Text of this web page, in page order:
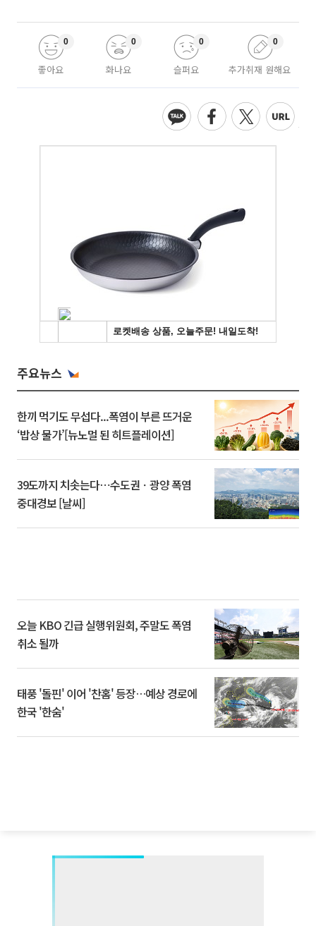
좋아요
0
화나요
0
슬퍼요
0
추가취재 원해요
0
주요뉴스
한끼 먹기도 무섭다...폭염이 부른 뜨거운
‘밥상 물가’[뉴노멀 된 히트플레이션]
39도까지 치솟는다⋯수도권ㆍ광양 폭염
중대경보 [날씨]
오늘 KBO 긴급 실행위원회, 주말도 폭염
취소 될까
태풍 '돌핀' 이어 '찬홈' 등장…예상 경로에
한국 '한숨'